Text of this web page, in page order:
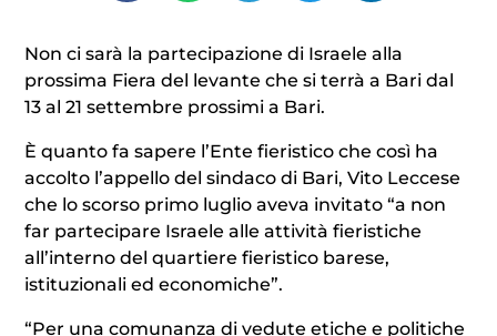
Non ci sarà la partecipazione di Israele alla
prossima Fiera del levante che si terrà a Bari dal
13 al 21 settembre prossimi a Bari.
È quanto fa sapere l’Ente fieristico che così ha
accolto l’appello del sindaco di Bari, Vito Leccese
che lo scorso primo luglio aveva invitato “a non
far partecipare Israele alle attività fieristiche
all’interno del quartiere fieristico barese,
istituzionali ed economiche”.
“Per una comunanza di vedute etiche e politiche